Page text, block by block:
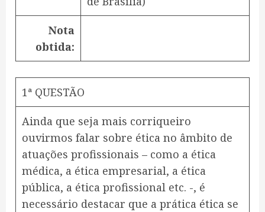
Nota
obtida:
1ª QUESTÃO
Ainda que seja mais corriqueiro
ouvirmos falar sobre ética no âmbito de
atuações profissionais – como a ética
médica, a ética empresarial, a ética
pública, a ética profissional etc. -, é
necessário destacar que a prática ética se